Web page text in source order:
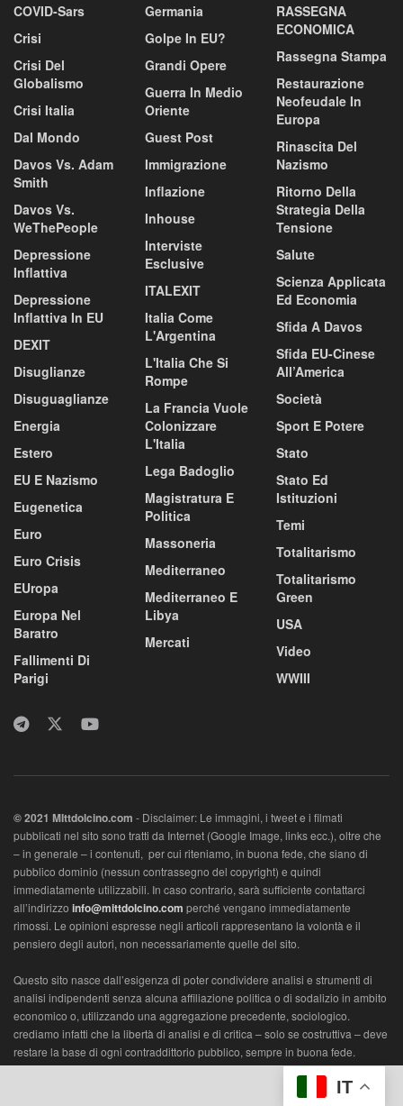
COVID-Sars
Crisi
Crisi Del
Globalismo
Crisi Italia
Dal Mondo
Davos Vs. Adam
Smith
Davos Vs.
WeThePeople
Depressione
Inflattiva
Depressione
Inflattiva In EU
DEXIT
Disuglianze
Disuguaglianze
Energia
Estero
EU E Nazismo
Eugenetica
Euro
Euro Crisis
EUropa
Europa Nel
Baratro
Fallimenti Di
Parigi
Germania
Golpe In EU?
Grandi Opere
Guerra In Medio
Oriente
Guest Post
Immigrazione
Inflazione
Inhouse
Interviste
Esclusive
ITALEXIT
Italia Come
L'Argentina
L'Italia Che Si
Rompe
La Francia Vuole
Colonizzare
L'Italia
Lega Badoglio
Magistratura E
Politica
Massoneria
Mediterraneo
Mediterraneo E
Libya
Mercati
RASSEGNA
ECONOMICA
Rassegna Stampa
Restaurazione
Neofeudale In
Europa
Rinascita Del
Nazismo
Ritorno Della
Strategia Della
Tensione
Salute
Scienza Applicata
Ed Economia
Sfida A Davos
Sfida EU-Cinese
All’America
Società
Sport E Potere
Stato
Stato Ed
Istituzioni
Temi
Totalitarismo
Totalitarismo
Green
USA
Video
WWIII
© 2021 MIttdolcino.com - Disclaimer: Le immagini, i tweet e i filmati
pubblicati nel sito sono tratti da Internet (Google Image, links ecc.), oltre che
– in generale – i contenuti, per cui riteniamo, in buona fede, che siano di
pubblico dominio (nessun contrassegno del copyright) e quindi
immediatamente utilizzabili. In caso contrario, sarà sufficiente contattarci
all’indirizzo info@mittdolcino.com perché vengano immediatamente
rimossi. Le opinioni espresse negli articoli rappresentano la volontà e il
pensiero degli autori, non necessariamente quelle del sito.
Questo sito nasce dall’esigenza di poter condividere analisi e strumenti di
analisi indipendenti senza alcuna affiliazione politica o di sodalizio in ambito
economico o, utilizzando una aggregazione precedente, sociologico.
crediamo infatti che la libertà di analisi e di critica – solo se costruttiva – deve
restare la base di ogni contraddittorio pubblico, sempre in buona fede.
L’ambito vuole essere economico, con lo scopo di di analizzare la società
IT